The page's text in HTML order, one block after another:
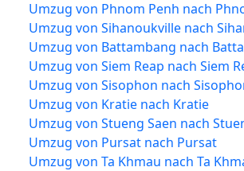
Umzug von Phnom Penh nach
Umzug von Sihanoukville nach
Umzug von Battambang nach
Umzug von Siem Reap nach Siem
Umzug von Sisophon nach
Umzug von Kratie nach Kratie
Umzug von Stueng Saen nach
Umzug von Pursat nach Pursat
Umzug von Ta Khmau nach Ta